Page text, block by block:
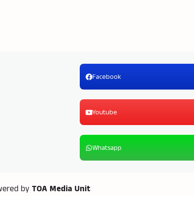
Facebook
Youtube
Whatsapp
by TOA Media Unit